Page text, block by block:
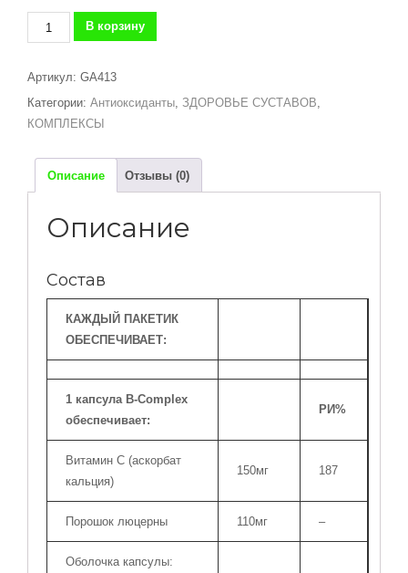
Количество
товара
Pack
-
28-
пакет
добавок
костей
суставов
В корзину
Артикул: GA413
Категории: Антиоксиданты, ЗДОРОВЬЕ СУСТАВОВ,
КОМПЛЕКСЫ
Описание Отзывы (0)
Описание
Состав
КАЖДЫЙ ПАКЕТИК
ОБЕСПЕЧИВАЕТ:
1 капсула B-Complex
обеспечивает:
РИ%
Витамин С (аскорбат
кальция)
150мг 187
Порошок люцерны 110мг –
Оболочка капсулы: